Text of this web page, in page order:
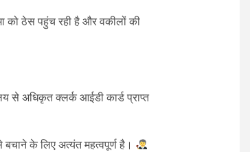
को ठेस पहुंच रही है और वकीलों की
से अधिकृत क्लर्क आईडी कार्ड प्राप्त
के लिए अत्यंत महत्वपूर्ण है।